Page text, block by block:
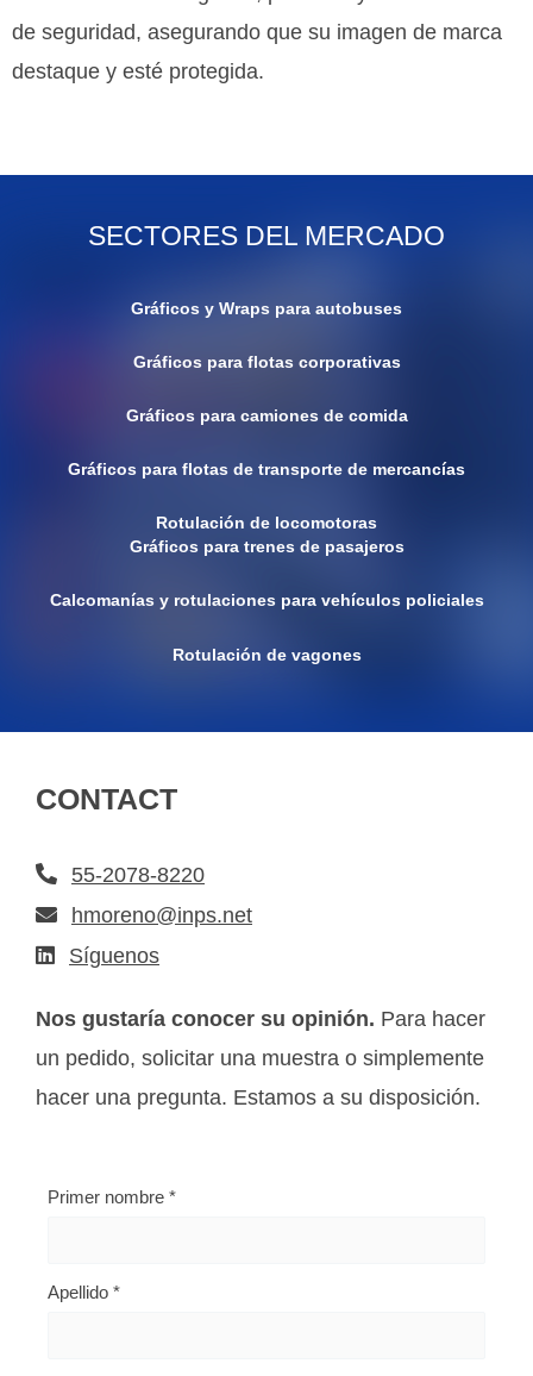
de seguridad, asegurando que su imagen de marca
destaque y esté protegida.
SECTORES DEL MERCADO
Gráficos y Wraps para autobuses
Gráficos para flotas corporativas
Gráficos para camiones de comida
Gráficos para flotas de transporte de mercancías
Rotulación de locomotoras
Gráficos para trenes de pasajeros
Calcomanías y rotulaciones para vehículos policiales
Rotulación de vagones
CONTACT
55-2078-8220
hmoreno@inps.net
Síguenos
Nos gustaría conocer su opinión. Para hacer
un pedido, solicitar una muestra o simplemente
hacer una pregunta. Estamos a su disposición.
Primer nombre *
Apellido *